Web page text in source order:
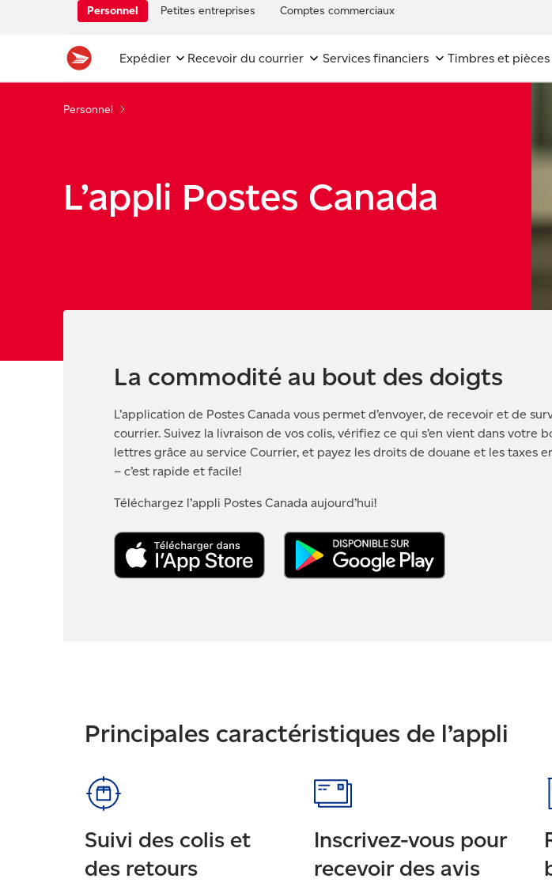
Personnel Petites entreprises Comptes commerciaux
Expédier Recevoir du courrier Services financiers Timbres et
Personnel
L’appli Postes Canada
La commodité au bout des doigts
L’application de Postes Canada vous permet d’envoyer, de recevoir et de
courrier. Suivez la livraison de vos colis, vérifiez ce qui s’en vient dans votre
lettres grâce au service Courrier, et payez les droits de douane et les taxes
– c’est rapide et facile!
Téléchargez l’appli Postes Canada aujourd’hui!
Principales caractéristiques de l’appli
Suivi des colis et
des retours
Inscrivez-vous pour
recevoir des avis